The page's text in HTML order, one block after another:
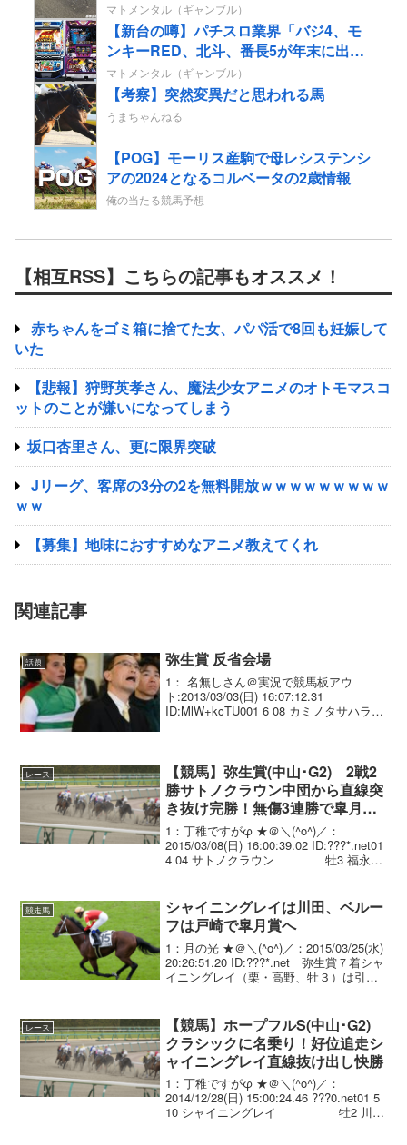
マトメンタル（ギャンブル）
【新台の噂】パチスロ業界「バジ4、モ
ンキーRED、北斗、番長5が年末に出る
ぞ！」←全部一緒に来てどうするんだ
よ！！！少しは分けろよ！
マトメンタル（ギャンブル）
【考察】突然変異だと思われる馬
うまちゃんねる
【POG】モーリス産駒で母レシステンシ
アの2024となるコルベータの2歳情報
俺の当たる競馬予想
【相互RSS】こちらの記事もオススメ！
赤ちゃんをゴミ箱に捨てた女、パパ活で8回も妊娠して
いた
【悲報】狩野英孝さん、魔法少女アニメのオトモマスコ
ットのことが嫌いになってしまう
坂口杏里さん、更に限界突破
Jリーグ、客席の3分の2を無料開放ｗｗｗｗｗｗｗｗｗ
ｗｗ
【募集】地味におすすめなアニメ教えてくれ
関連記事
話題 弥生賞 反省会場
1： 名無しさん＠実況で競馬板アウ
ト:2013/03/03(日) 16:07:12.31
ID:MlW+kcTU001 6 08 カミノタサハラ
レース
【競馬】弥生賞(中山･G2) 2戦2
勝サトノクラウン中団から直線突
き抜け完勝！無傷3連勝で皐月賞
へ
1：丁稚ですがφ ★＠＼(^o^)／：
2015/03/08(日) 16:00:39.02 ID:???*.net01
4 04 サトノクラウン 牡3 福永祐
競走馬
シャイニングレイは川田、ベルー
フは戸崎で皐月賞へ
1：月の光 ★＠＼(^o^)／：2015/03/25(水)
20:26:51.20 ID:???*.net 弥生賞７着シャ
イニングレイ（栗・高野、牡３）は引き
崎騎手との...
レース
【競馬】ホープフルS(中山･G2)
クラシックに名乗り！好位追走シ
ャイニングレイ直線抜け出し快勝
1：丁稚ですがφ ★＠＼(^o^)／：
2014/12/28(日) 15:00:24.46 ???0.net01 5
10 シャイニングレイ 牡2 川田